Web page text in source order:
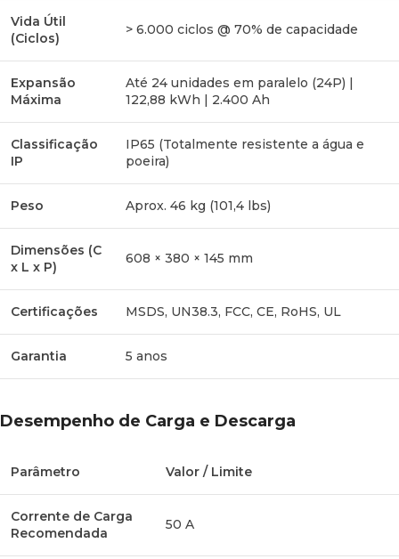
Corrente de
Descarga de Pico
200 A (durante 30 segundos)
Compatibilidade
Rede elétrica, geradores ou
controladores solares MPPT
Gestão Térmica e Proteções
Função
Intervalo de
Temperatura de Operação
(Carga)
-20 °C a 55 °C
Temperatura de Operação
(Descarga)
(Carga)
> 61 °C
Proteção de Células BMS
Interrompe se < -21 °C
Armazenamento (Até 1 mês)
Vida Útil
(Ciclos)
> 6.000 ciclos @ 70% de capacidade
Expansão
Máxima
Até 24 unidades em paralelo (24P) |
122,88 kWh | 2.400 Ah
Classificação
IP
IP65 (Totalmente resistente a água e
poeira)
Peso Aprox. 46 kg (101,4 lbs)
Dimensões (C
x L x P)
608 × 380 × 145 mm
Certificações MSDS, UN38.3, FCC, CE, RoHS, UL
Garantia 5 anos
Desempenho de Carga e Descarga
Parâmetro Valor / Limite
Corrente de Carga
Recomendada
50 A